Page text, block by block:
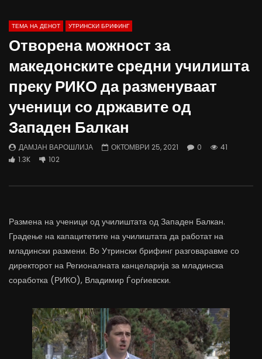
Д-р Беговиќ: Обуката на лекарите
трае предолго за да дозволиме лесно
ДАМЈАН ВАРОШЛИЈА
ЈУНИ 30, 2022
2.6K
флексибилна држава
ДАМЈАН ВАРОШЛИЈА
ТЕМА НА ДЕНОТ УТРИНСКИ БРИФИНГ
Отворена можност за
македонските средни училишта
преку РИКО да разменуваат
ученици со државите од
Западен Балкан
ДАМЈАН ВАРОШЛИЈА ОКТОМВРИ 25, 2021 0
41
1.3K
102
Размена на ученици од училиштата од Западен Балкан.
Градење на капацитетите на училиштата да работат на
младински размени. Во Утрински брифинг разговаравме со
директорот на Регионалната канцеларија за младинска
соработка (РИКО), Владимир Ѓорѓиевски.